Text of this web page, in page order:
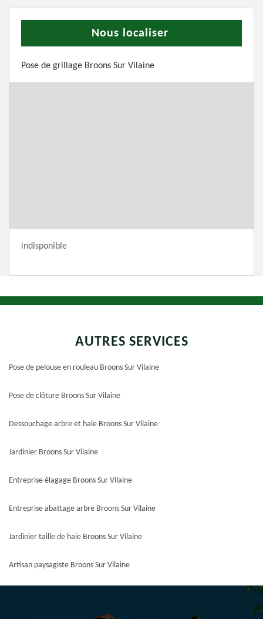
Nous localiser
Pose de grillage Broons Sur Vilaine
indisponible
AUTRES SERVICES
Pose de pelouse en rouleau Broons Sur Vilaine
Pose de clôture Broons Sur Vilaine
Dessouchage arbre et haie Broons Sur Vilaine
Jardinier Broons Sur Vilaine
Entreprise élagage Broons Sur Vilaine
Entreprise abattage arbre Broons Sur Vilaine
Jardinier taille de haie Broons Sur Vilaine
Artisan paysagiste Broons Sur Vilaine